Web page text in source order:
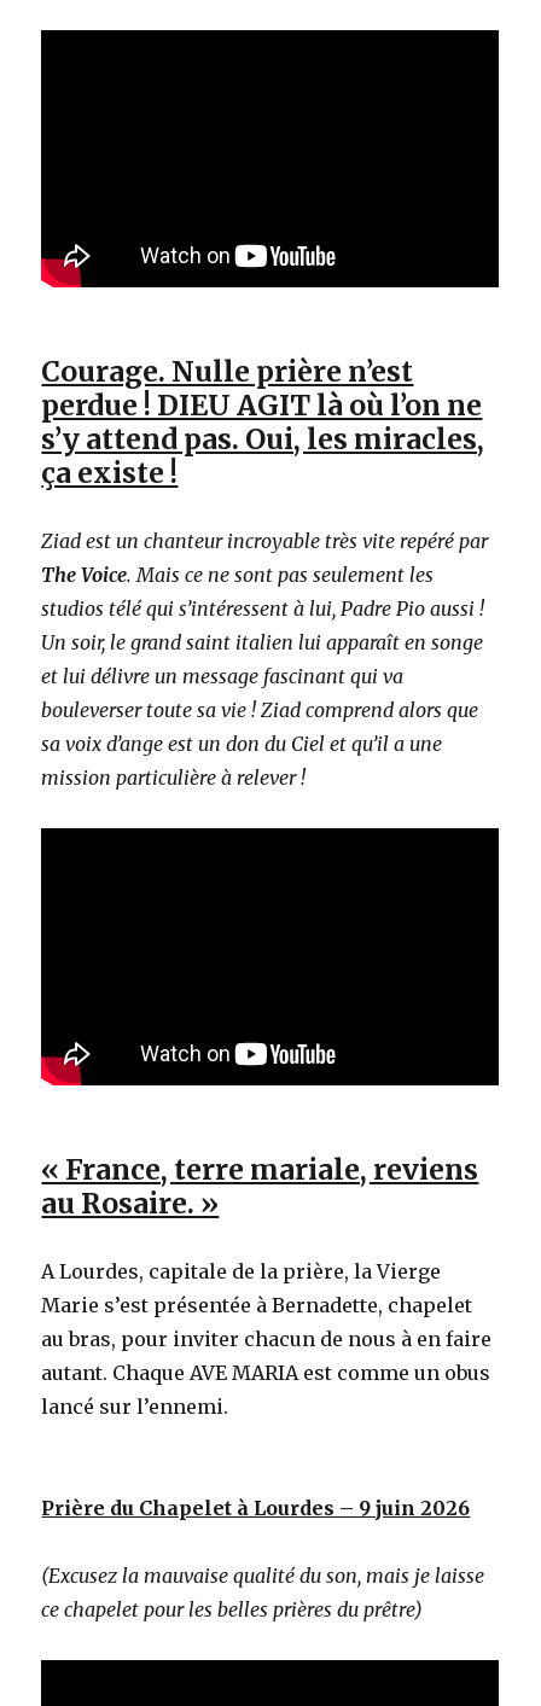
Courage. Nulle prière n’est
perdue ! DIEU AGIT là où l’on ne
s’y attend pas. Oui, les miracles,
ça existe !
Ziad est un chanteur incroyable très vite repéré par
The Voice. Mais ce ne sont pas seulement les
studios télé qui s’intéressent à lui, Padre Pio aussi !
Un soir, le grand saint italien lui apparaît en songe
et lui délivre un message fascinant qui va
bouleverser toute sa vie ! Ziad comprend alors que
sa voix d’ange est un don du Ciel et qu’il a une
mission particulière à relever !
« France, terre mariale, reviens
au Rosaire. »
A Lourdes, capitale de la prière, la Vierge
Marie s’est présentée à Bernadette, chapelet
au bras, pour inviter chacun de nous à en faire
autant. Chaque AVE MARIA est comme un obus
lancé sur l’ennemi.
Prière du Chapelet à Lourdes – 9 juin 2026
(Excusez la mauvaise qualité du son, mais je laisse
ce chapelet pour les belles prières du prêtre)